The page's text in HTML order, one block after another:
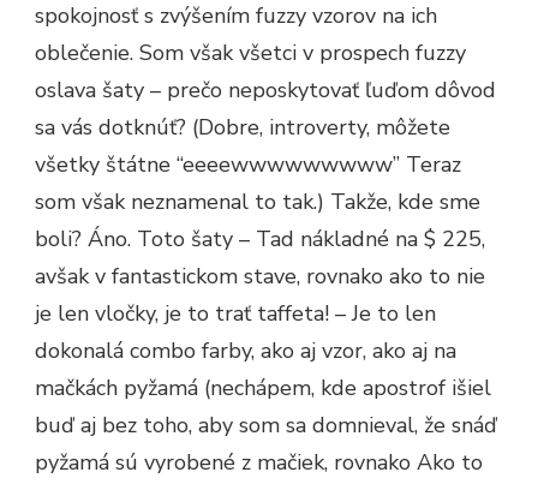
spokojnosť s zvýšením fuzzy vzorov na ich
oblečenie. Som však všetci v prospech fuzzy
oslava šaty – prečo neposkytovať ľuďom dôvod
sa vás dotknúť? (Dobre, introverty, môžete
všetky štátne “eeeewwwwwwwww” Teraz
som však neznamenal to tak.) Takže, kde sme
boli? Áno. Toto šaty – Tad nákladné na $ 225,
avšak v fantastickom stave, rovnako ako to nie
je len vločky, je to trať taffeta! – Je to len
dokonalá combo farby, ako aj vzor, ​​ako aj na
mačkách pyžamá (nechápem, kde apostrof išiel
buď aj bez toho, aby som sa domnieval, že snáď
pyžamá sú vyrobené z mačiek, rovnako Ako to